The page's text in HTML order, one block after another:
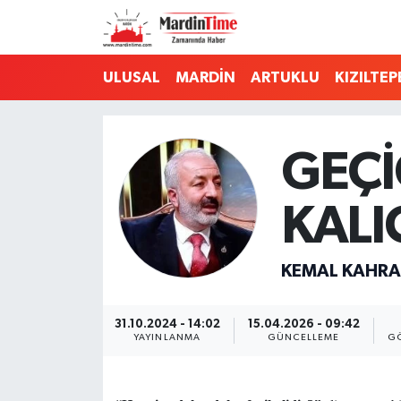
ULUSAL MARDİN ARTUKLU
KEMAL
31.10.2024 - 14:02
YAYINLANMA
15.04.2026 - 09:42
GÜNCELLEME
Mardin Nöbetçi Eczaneler
Mardin Namaz Vakitleri
Mardin Trafik Yoğunluk Haritası
Süper Lig Puan Durumu ve Fikstür
Son Dakika Haberleri